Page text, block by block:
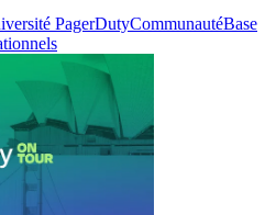
PagerDutyCommunautéBase